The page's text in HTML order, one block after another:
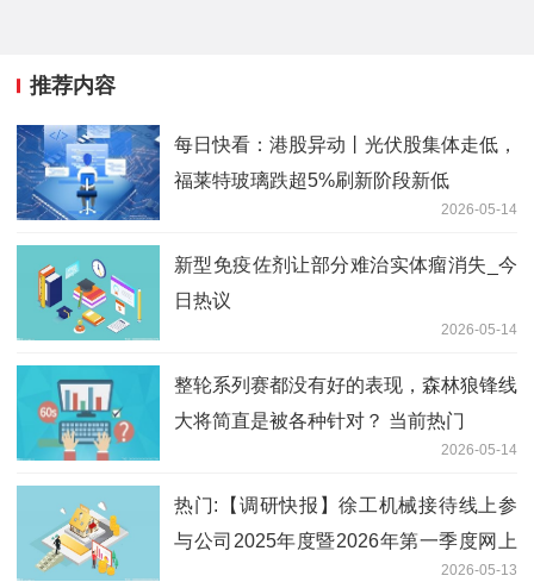
推荐内容
每日快看：港股异动丨光伏股集体走低，
福莱特玻璃跌超5%刷新阶段新低
2026-05-14
新型免疫佐剂让部分难治实体瘤消失_今
日热议
2026-05-14
整轮系列赛都没有好的表现，森林狼锋线
大将简直是被各种针对？ 当前热门
2026-05-14
热门:【调研快报】徐工机械接待线上参
与公司2025年度暨2026年第一季度网上
2026-05-13